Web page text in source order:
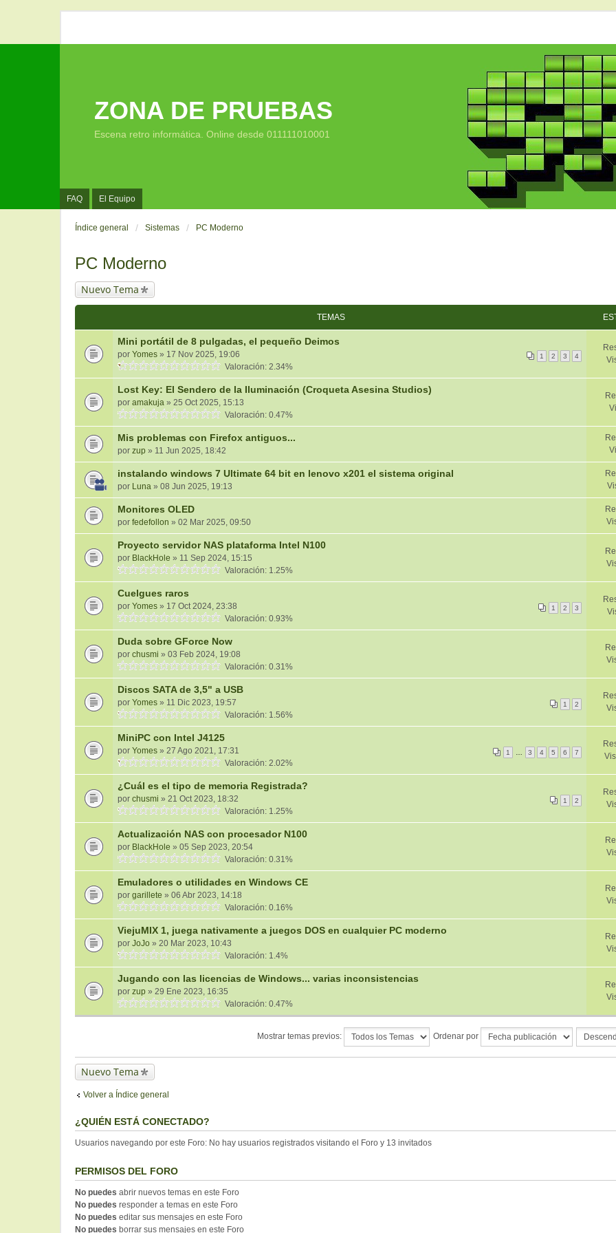
FAQ El Equipo
ZONA DE PRUEBAS
Escena retro informática. Online desde 011111010001
Índice general Sistemas PC Moderno
PC Moderno
Nuevo Tema
TEMAS
Mini portátil de 8 pulgadas, el pequeño Deimos
1 2 3 4
por Yomes » 17 Nov 2025, 19:06
Valoración: 2.34%
Lost Key: El Sendero de la Iluminación (Croqueta Asesina Studios)
por amakuja » 25 Oct 2025, 15:13
Valoración: 0.47%
Mis problemas con Firefox antiguos...
por zup » 11 Jun 2025, 18:42
instalando windows 7 Ultimate 64 bit en lenovo x201 el sistema original
por Luna » 08 Jun 2025, 19:13
Monitores OLED
por fedefollon » 02 Mar 2025, 09:50
Proyecto servidor NAS plataforma Intel N100
por BlackHole » 11 Sep 2024, 15:15
Valoración: 1.25%
Cuelgues raros
1 2 3
por Yomes » 17 Oct 2024, 23:38
Valoración: 0.93%
Duda sobre GForce Now
por chusmi » 03 Feb 2024, 19:08
Valoración: 0.31%
Discos SATA de 3,5" a USB
1 2
por Yomes » 11 Dic 2023, 19:57
Valoración: 1.56%
MiniPC con Intel J4125
1 3 4 5 6 7
por Yomes » 27 Ago 2021, 17:31
Valoración: 2.02%
¿Cuál es el tipo de memoria Registrada?
1 2
por chusmi » 21 Oct 2023, 18:32
Valoración: 1.25%
Actualización NAS con procesador N100
por BlackHole » 05 Sep 2023, 20:54
Valoración: 0.31%
Emuladores o utilidades en Windows CE
por garillete » 06 Abr 2023, 14:18
Valoración: 0.16%
ViejuMIX 1, juega nativamente a juegos DOS en cualquier PC moderno
por JoJo » 20 Mar 2023, 10:43
Valoración: 1.4%
Jugando con las licencias de Windows... varias inconsistencias
por zup » 29 Ene 2023, 16:35
Valoración: 0.47%
Mostrar temas previos: Ordenar por
Nuevo Tema
Volver a Índice general
¿QUIÉN ESTÁ CONECTADO?
Usuarios navegando por este Foro: No hay usuarios registrados visitando el Foro y 13 invitados
PERMISOS DEL FORO
No puedes abrir nuevos temas en este Foro
No puedes responder a temas en este Foro
No puedes editar sus mensajes en este Foro
No puedes borrar sus mensajes en este Foro